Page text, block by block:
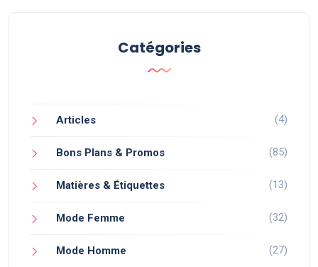
Catégories
Articles (4)
Bons Plans & Promos (85)
Matières & Étiquettes (13)
Mode Femme (32)
Mode Homme (27)